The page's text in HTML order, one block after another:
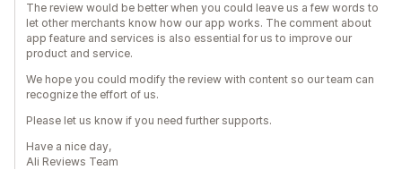
The review would be better when you could leave us a few words to
let other merchants know how our app works. The comment about
app feature and services is also essential for us to improve our
product and service.
We hope you could modify the review with content so our team can
recognize the effort of us.
Please let us know if you need further supports.
Have a nice day,
Ali Reviews Team